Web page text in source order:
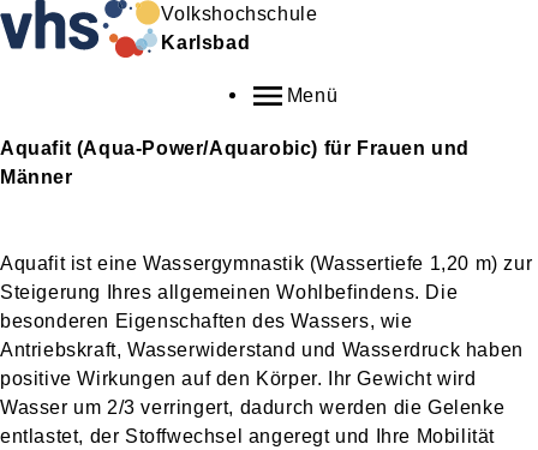
Volkshochschule
Karlsbad
Menü
Aquafit (Aqua-Power/Aquarobic) für Frauen und
Männer
Aquafit ist eine Wassergymnastik (Wassertiefe 1,20 m) zur
Steigerung Ihres allgemeinen Wohlbefindens. Die
besonderen Eigenschaften des Wassers, wie
Antriebskraft, Wasserwiderstand und Wasserdruck haben
positive Wirkungen auf den Körper. Ihr Gewicht wird
Wasser um 2/3 verringert, dadurch werden die Gelenke
entlastet, der Stoffwechsel angeregt und Ihre Mobilität